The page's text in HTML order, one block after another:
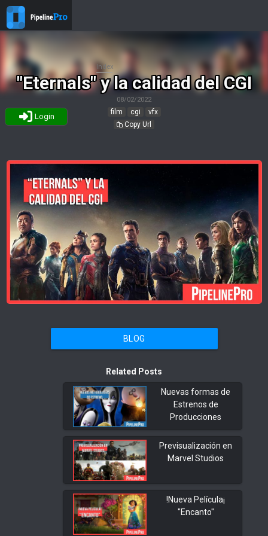
Login
"Eternals" y la calidad del CGI
08/02/2022
film cgi
vfx
Copy Url
Index
BLOG
Related Posts
Nuevas formas de
Estrenos de
Producciones
Previsualización en
Marvel Studios
!Nueva Película¡
"Encanto"